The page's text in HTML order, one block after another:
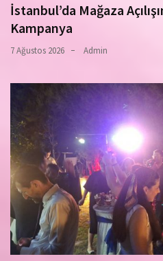
İstanbul’da Mağaza
Kampanya
7 Ağustos 2026 Admin